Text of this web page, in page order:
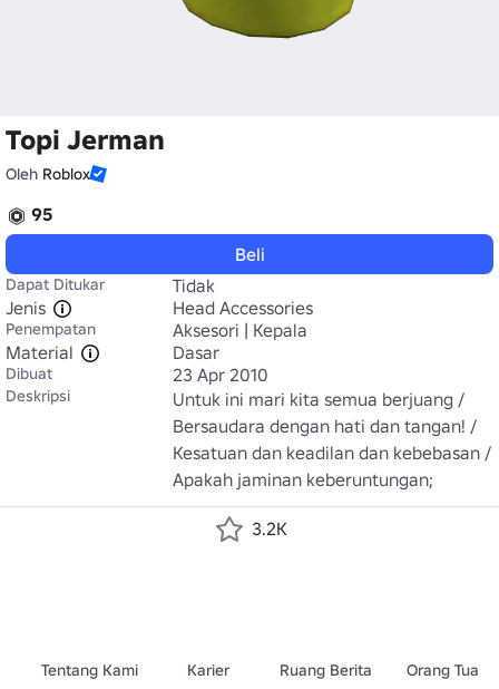
Topi Jerman
Oleh Roblox
95
Beli
Dapat Ditukar
Tidak
Jenis
Head Accessories
Penempatan
Aksesori | Kepala
Material
Dasar
Dibuat 23 Apr 2010
Deskripsi
Untuk ini mari kita semua berjuang /
Bersaudara dengan hati dan tangan! /
Kesatuan dan keadilan dan kebebasan /
Apakah jaminan keberuntungan;
3.2K
Tentang Kami Karier Ruang Berita Orang Tua